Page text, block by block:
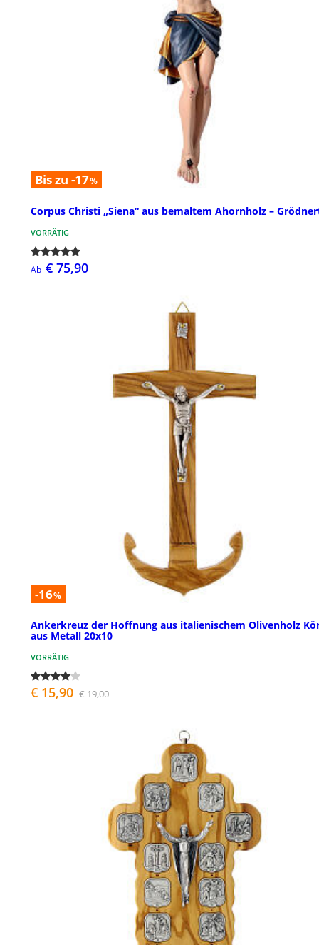
Bis zu -17%
Corpus Christi „Siena“ aus bemaltem Ahornholz –
VORRÄTIG
Ab € 75,90
-16%
Ankerkreuz der Hoffnung aus italienischem Olivenholz
aus Metall 20x10
VORRÄTIG
€ 15,90 € 19,00